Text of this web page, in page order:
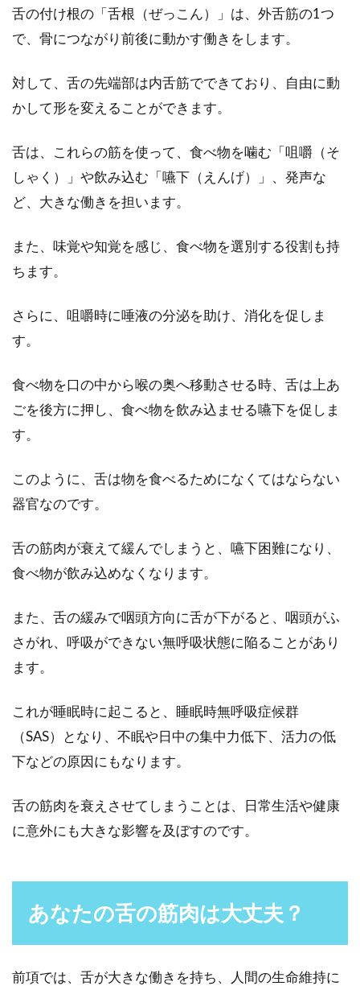
とはありませんか？ボコボコと舌に跡がついて
いると、病気...
清潔感が漂う男性になるには？特徴
清潔感が漂う男性というのは、女性から印象が
す。女性からみ...
歯ブラシスタンド活用術
歯ブラシの収...
歩数と距離の関係はある？
ケアがありますよね。「若い頃は健康なんて気
にせずに元気...
髪の毛を溶かす商品でパイプ詰まり
洗面所は、トイレやキッチンの流しとは違い、
汚れが目立ちにくいため、気付かないうちに少
舌のむくみが気になる！原因を取り
できます。鏡で舌をチェックした時に、「普段
舌の付け根の「舌根（ぜっこん）」は、外舌筋の1つ
で、骨につながり前後に動かす働きをします。
対して、舌の先端部は内舌筋でできており、自由に動
かして形を変えることができます。
舌は、これらの筋を使って、食べ物を噛む「咀嚼（そ
しゃく）」や飲み込む「嚥下（えんげ）」、発声な
ど、大きな働きを担います。
また、味覚や知覚を感じ、食べ物を選別する役割も持
ちます。
さらに、咀嚼時に唾液の分泌を助け、消化を促しま
す。
食べ物を口の中から喉の奥へ移動させる時、舌は上あ
ごを後方に押し、食べ物を飲み込ませる嚥下を促しま
す。
このように、舌は物を食べるためになくてはならない
器官なのです。
舌の筋肉が衰えて緩んでしまうと、嚥下困難になり、
食べ物が飲み込めなくなります。
また、舌の緩みで咽頭方向に舌が下がると、咽頭がふ
さがれ、呼吸ができない無呼吸状態に陥ることがあり
ます。
これが睡眠時に起こると、睡眠時無呼吸症候群
（SAS）となり、不眠や日中の集中力低下、活力の低
下などの原因にもなります。
舌の筋肉を衰えさせてしまうことは、日常生活や健康
に意外にも大きな影響を及ぼすのです。
あなたの舌の筋肉は大丈夫？
前項では、舌が大きな働きを持ち、人間の生命維持に